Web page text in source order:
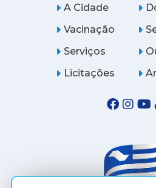
A Cidade
Vacinação
Serviços
Licitações